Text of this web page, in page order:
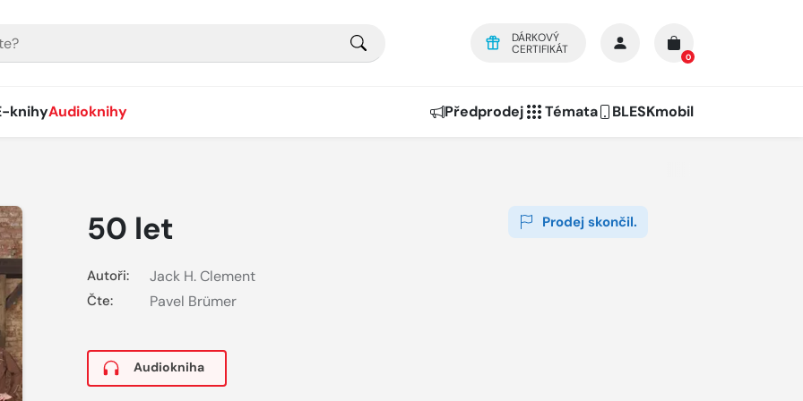
DÁRKOVÝ
CERTIFIKÁT
0
knihyAudioknihy Předprodej Témata BLESKmobil
50 let
Autoři: Jack H. Clement
Čte: Pavel Brümer
Audiokniha
Prodej skončil.